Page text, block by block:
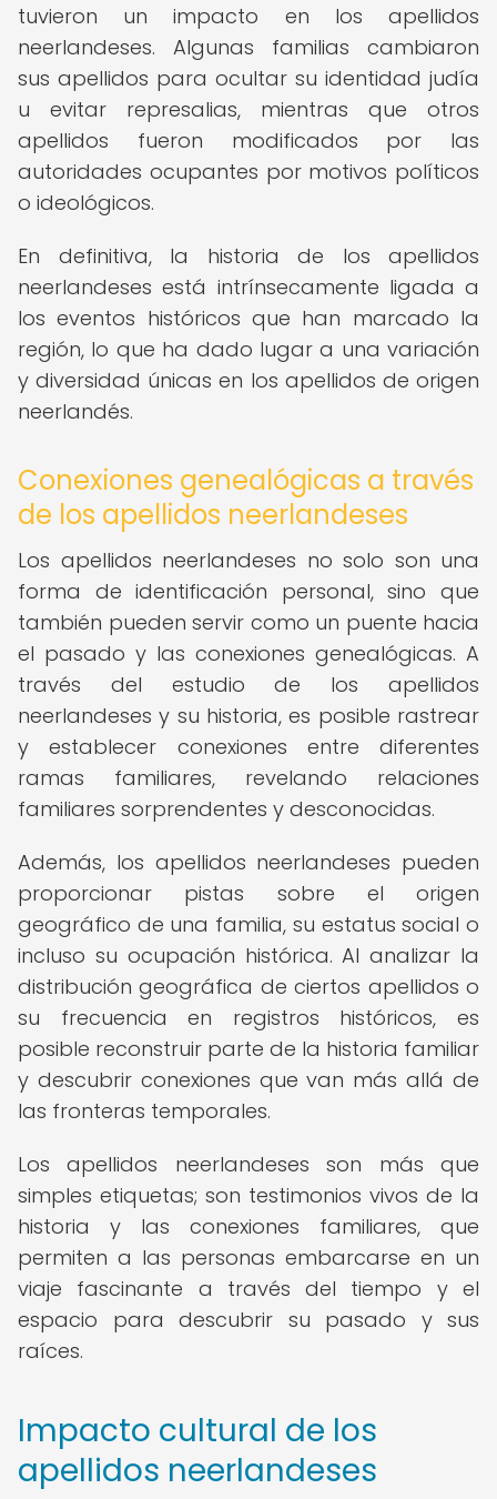
tuvieron un impacto en los apellidos
neerlandeses. Algunas familias cambiaron
sus apellidos para ocultar su identidad judía
u evitar represalias, mientras que otros
apellidos fueron modificados por las
autoridades ocupantes por motivos políticos
o ideológicos.
En definitiva, la historia de los apellidos
neerlandeses está intrínsecamente ligada a
los eventos históricos que han marcado la
región, lo que ha dado lugar a una variación
y diversidad únicas en los apellidos de origen
neerlandés.
Conexiones genealógicas a través
de los apellidos neerlandeses
Los apellidos neerlandeses no solo son una
forma de identificación personal, sino que
también pueden servir como un puente hacia
el pasado y las conexiones genealógicas. A
través del estudio de los apellidos
neerlandeses y su historia, es posible rastrear
y establecer conexiones entre diferentes
ramas familiares, revelando relaciones
familiares sorprendentes y desconocidas.
Además, los apellidos neerlandeses pueden
proporcionar pistas sobre el origen
geográfico de una familia, su estatus social o
incluso su ocupación histórica. Al analizar la
distribución geográfica de ciertos apellidos o
su frecuencia en registros históricos, es
posible reconstruir parte de la historia familiar
y descubrir conexiones que van más allá de
las fronteras temporales.
Los apellidos neerlandeses son más que
simples etiquetas; son testimonios vivos de la
historia y las conexiones familiares, que
permiten a las personas embarcarse en un
viaje fascinante a través del tiempo y el
espacio para descubrir su pasado y sus
raíces.
Impacto cultural de los
apellidos neerlandeses